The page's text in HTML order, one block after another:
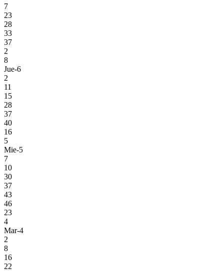
7
23
28
33
37
2
8
Jue-6
2
11
15
28
37
40
16
5
Mie-5
7
10
30
37
43
46
23
4
Mar-4
2
8
16
22